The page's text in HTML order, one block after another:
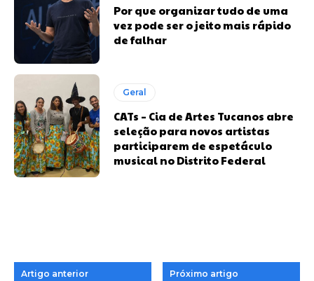
Por que organizar tudo de uma
vez pode ser o jeito mais rápido
de falhar
Geral
CATs – Cia de Artes Tucanos abre
seleção para novos artistas
participarem de espetáculo
musical no Distrito Federal
Artigo anterior Próximo artigo